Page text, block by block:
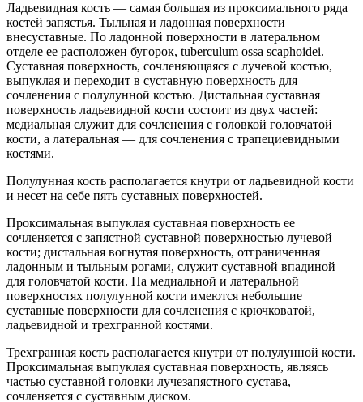
Ладьевидная кость — самая большая из проксимального ряда
костей запястья. Тыльная и ладонная поверхности
внесуставные. По ладонной поверхности в латеральном
отделе ее расположен бугорок, tuberculum ossa scaphoidei.
Суставная поверхность, сочленяющаяся с лучевой костью,
выпуклая и переходит в суставную поверхность для
сочленения с полулунной костью. Дистальная суставная
поверхность ладьевидной кости состоит из двух частей:
медиальная служит для сочленения с головкой головчатой
кости, а латеральная — для сочленения с трапециевидными
костями.
Полулунная кость располагается кнутри от ладьевидной кости
и несет на себе пять суставных поверхностей.
Проксимальная выпуклая суставная поверхность ее
сочленяется с запястной суставной поверхностью лучевой
кости; дистальная вогнутая поверхность, отграниченная
ладонным и тыльным рогами, служит суставной впадиной
для головчатой кости. На медиальной и латеральной
поверхностях полулунной кости имеются небольшие
суставные поверхности для сочленения с крючковатой,
ладьевидной и трехгранной костями.
Трехгранная кость располагается кнутри от полулунной кости.
Проксимальная выпуклая суставная поверхность, являясь
частью суставной головки лучезапястного сустава,
сочленяется с суставным диском.